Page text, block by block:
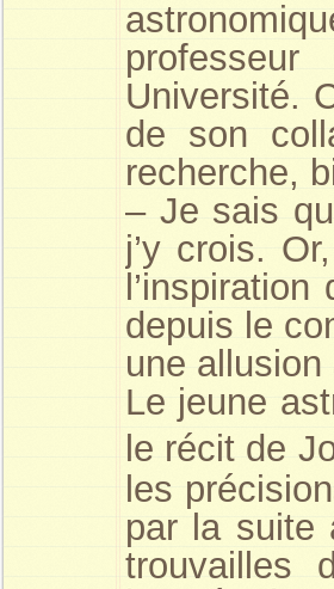
Université.
de son
recherche,
– Je sais
j’y crois.
depuis le
une
Le jeune
le récit de
les
par la suite
trouvailles